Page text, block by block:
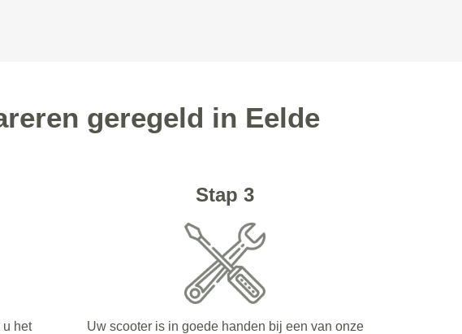
geregeld in Eelde
u het
Stap 3
Uw scooter is in goede handen bij een van onze